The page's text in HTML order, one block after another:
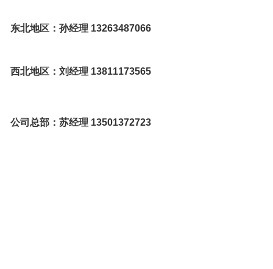
东北地区：孙经理 13263487066
西北地区：刘经理 13811173565
公司总部：苏经理 13501372723